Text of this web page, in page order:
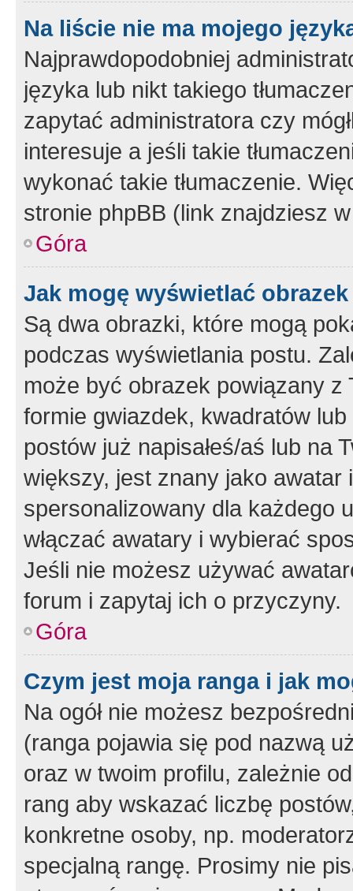
Na liście nie ma mojego
Najprawdopodobniej
języka lub nikt takiego
zapytać administratora czy
interesuje a jeśli takie
wykonać takie tłumaczenie.
stronie phpBB (link znajdziesz
Góra
Jak mogę wyświetlać
Są dwa obrazki, które mogą
podczas wyświetlania postu.
może być obrazek powiązany z
formie gwiazdek, kwadratów
postów już napisałeś/aś lub na
większy, jest znany jako
spersonalizowany dla każdego
włączać awatary i wybierać
Jeśli nie możesz używać
forum i zapytaj ich o przyczyny.
Góra
Czym jest moja ranga i jak
Na ogół nie możesz
(ranga pojawia się pod nazwą
oraz w twoim profilu, zależnie
rang aby wskazać liczbę
konkretne osoby, np.
specjalną rangę. Prosimy nie